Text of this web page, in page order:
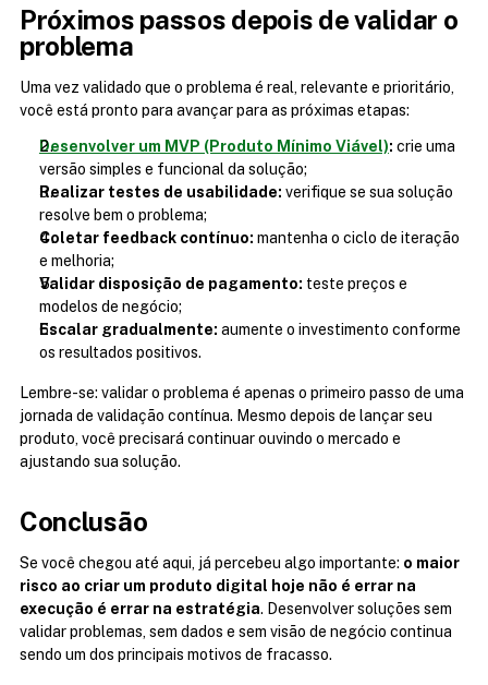
Próximos passos depois de validar o
problema
Uma vez validado que o problema é real, relevante e prioritário,
você está pronto para avançar para as próximas etapas:
Desenvolver um MVP (Produto Mínimo Viável): crie uma
versão simples e funcional da solução;
Realizar testes de usabilidade: verifique se sua solução
resolve bem o problema;
Coletar feedback contínuo: mantenha o ciclo de iteração
e melhoria;
Validar disposição de pagamento: teste preços e
modelos de negócio;
Escalar gradualmente: aumente o investimento conforme
os resultados positivos.
Lembre-se: validar o problema é apenas o primeiro passo de uma
jornada de validação contínua. Mesmo depois de lançar seu
produto, você precisará continuar ouvindo o mercado e
ajustando sua solução.
Conclusão
Se você chegou até aqui, já percebeu algo importante: o maior
risco ao criar um produto digital hoje não é errar na
execução é errar na estratégia. Desenvolver soluções sem
validar problemas, sem dados e sem visão de negócio continua
sendo um dos principais motivos de fracasso.